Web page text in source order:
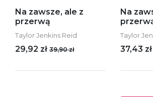
Na zawsze, ale z
przerwą
Taylor Jenkins Reid
29,92 zł 39,90 zł
Na
Taylor
37,43 zł